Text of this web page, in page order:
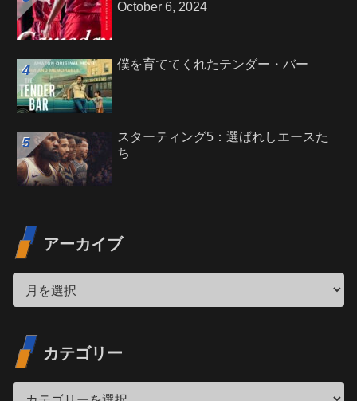
October 6, 2024
僕を育ててくれたテンダー・バー
スターティング5：選ばれしエースた
ち
アーカイブ
カテゴリー